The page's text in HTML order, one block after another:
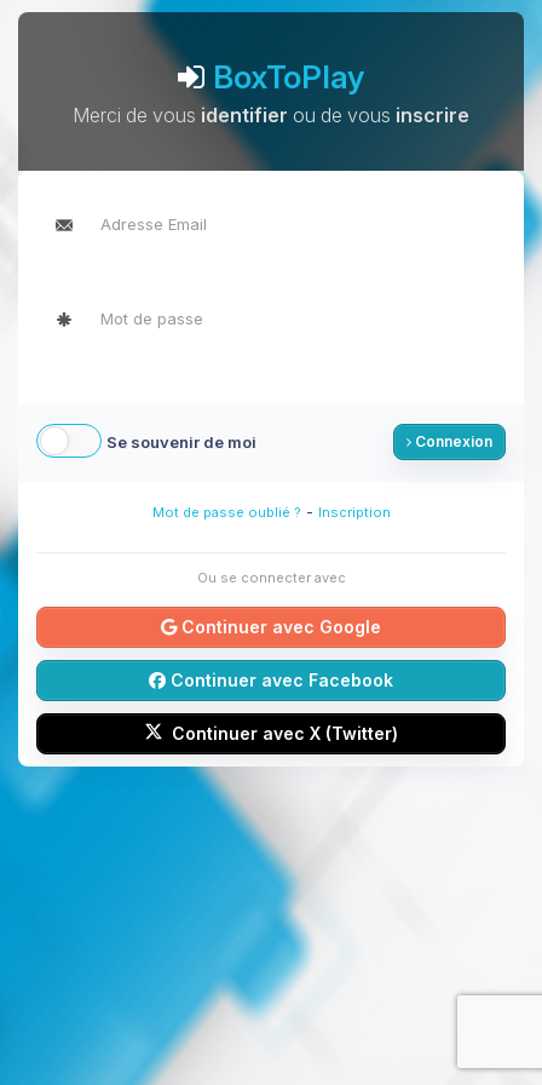
BoxToPlay
Merci de vous identifier ou de vous inscrire
Se souvenir de moi Connexion
Mot de passe oublié ? - Inscription
Ou se connecter avec
Continuer avec Google
Continuer avec Facebook
Continuer avec X (Twitter)